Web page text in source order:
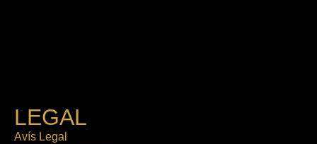
LEGAL
Avís Legal